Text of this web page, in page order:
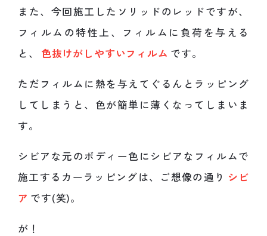
また、今回施工したソリッドのレッドですが、
フィルムの特性上、フィルムに負荷を与える
と、
色抜けがしやすいフィルム です。
ただフィルムに熱を与えてぐるんとラッピング
してしまうと、色が簡単に薄くなってしまいま
す。
シビアな元のボディー色にシビアなフィルムで
施工するカーラッピングは、ご想像の通り シビ
ア です(笑)。
が！